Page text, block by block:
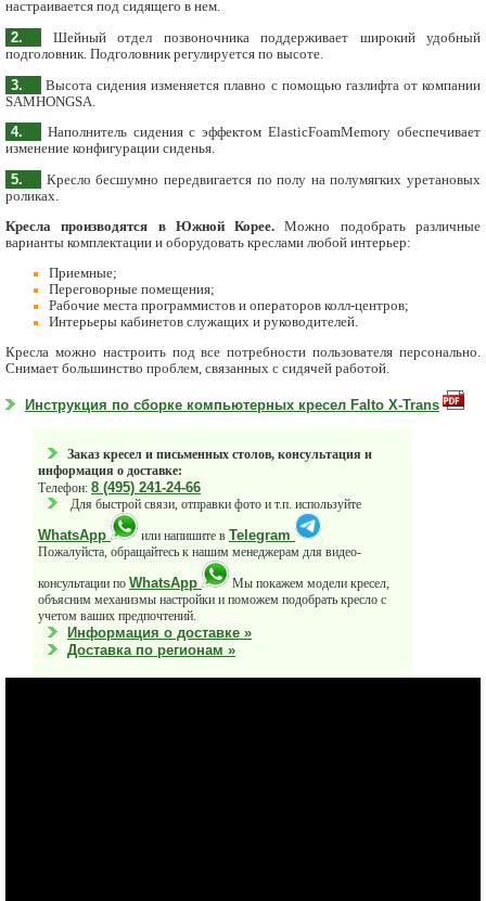
настраивается под сидящего в нем.
2.
Шейный отдел позвоночника поддерживает широкий удобный
подголовник. Подголовник регулируется по высоте.
3.
Высота сидения изменяется плавно с помощью газлифта от компании
SAMHONGSA.
4.
Наполнитель сидения с эффектом ElasticFoamMemory обеспечивает
изменение конфигурации сиденья.
5.
Кресло бесшумно передвигается по полу на полумягких уретановых
роликах.
Кресла производятся в Южной Корее. Можно подобрать различные
варианты комплектации и оборудовать креслами любой интерьер:
Приемные;
Переговорные помещения;
Рабочие места программистов и операторов колл-центров;
Интерьеры кабинетов служащих и руководителей.
Кресла можно настроить под все потребности пользователя персонально.
Снимает большинство проблем, связанных с сидячей работой.
Инструкция по сборке компьютерных кресел Falto X-Trans
Заказ кресел и письменных столов, консультация и
информация о доставке:
Телефон: 8 (495) 241-24-66
Для быстрой связи, отправки фото и т.п. используйте
WhatsApp или напишите в Telegram
Пожалуйста, обращайтесь к нашим менеджерам для видео-
консультации по WhatsApp
Мы покажем модели кресел,
объясним механизмы настройки и поможем подобрать кресло с
учетом ваших предпочтений.
Информация о доставке »
Доставка по регионам »